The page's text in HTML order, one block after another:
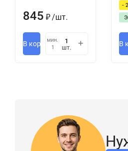
845 ₽ /шт.
В корзину
мин.
1
шт.
-
В